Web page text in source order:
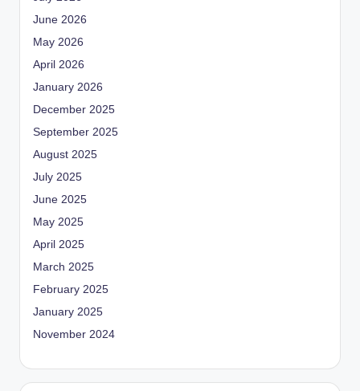
June 2026
May 2026
April 2026
January 2026
December 2025
September 2025
August 2025
July 2025
June 2025
May 2025
April 2025
March 2025
February 2025
January 2025
November 2024